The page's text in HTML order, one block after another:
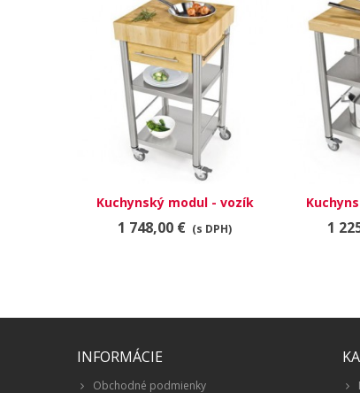
Kuchynský modul - vozík
693501
1 748,00 € (s DPH) 1
INFORMÁCIE
Obchodné podmienky